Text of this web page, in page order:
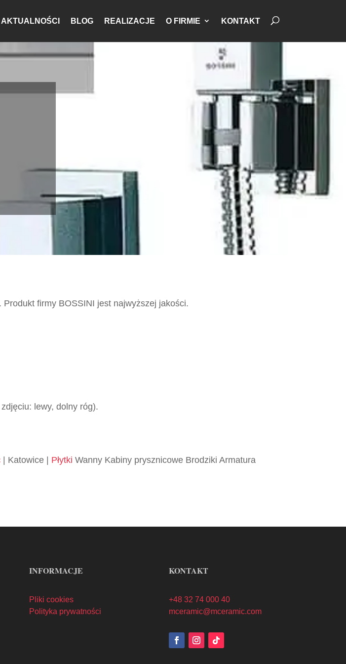
AKTUALNOŚCI BLOG REALIZACJE O FIRMIE KONTAKT
firmy BOSSINI jest najwyższej jakości.
lewy, dolny róg).
| Katowice | Płytki Wanny Kabiny prysznicowe Brodziki Armatura
INFORMACJE
Pliki cookies
Polityka prywatności
KONTAKT
+48 32 74 000 40
mceramic@mceramic.com